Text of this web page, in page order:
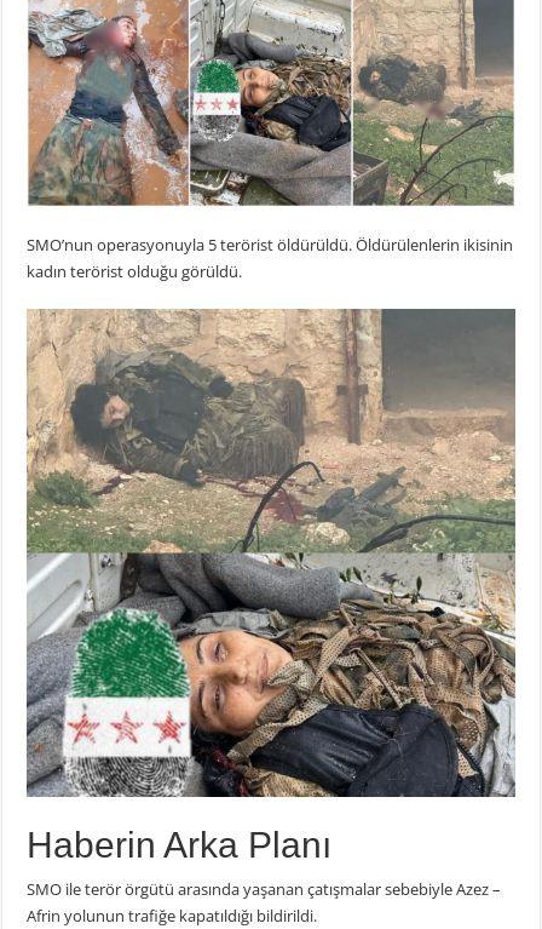
SMO’nun operasyonuyla 5 terörist öldürüldü. Öldürülenlerin ikisinin
kadın terörist olduğu görüldü.
Haberin Arka Planı
SMO ile terör örgütü arasında yaşanan çatışmalar sebebiyle Azez –
Afrin yolunun trafiğe kapatıldığı bildirildi.